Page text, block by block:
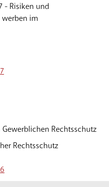
- Risiken und
im
Rechtsschutz
Rechtsschutz